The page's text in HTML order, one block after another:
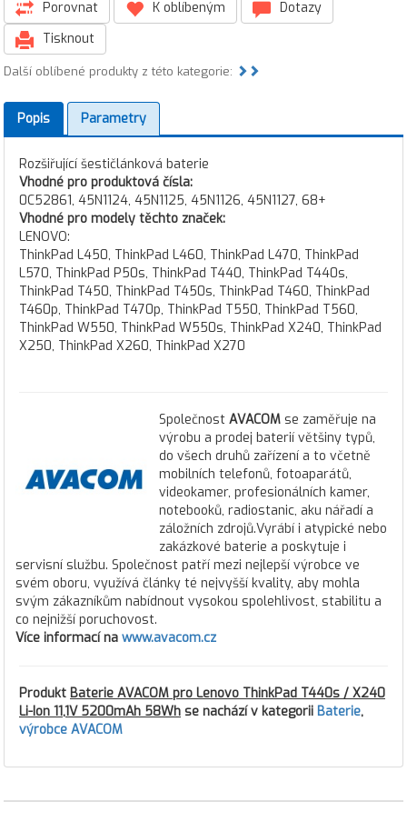
Porovnat K oblíbeným
Dotazy
Tisknout
Další oblíbené produkty z této kategorie:
Popis Parametry
Rozšiřující šestičlánková baterie
Vhodné pro produktová čísla:
0C52861, 45N1124, 45N1125, 45N1126, 45N1127, 68+
Vhodné pro modely těchto značek:
LENOVO:
ThinkPad L450, ThinkPad L460, ThinkPad L470, ThinkPad
L570, ThinkPad P50s, ThinkPad T440, ThinkPad T440s,
ThinkPad T450, ThinkPad T450s, ThinkPad T460, ThinkPad
T460p, ThinkPad T470p, ThinkPad T550, ThinkPad T560,
ThinkPad W550, ThinkPad W550s, ThinkPad X240, ThinkPad
X250, ThinkPad X260, ThinkPad X270
Společnost AVACOM se zaměřuje na
výrobu a prodej baterií většiny typů,
do všech druhů zařízení a to včetně
mobilních telefonů, fotoaparátů,
videokamer, profesionálních kamer,
notebooků, radiostanic, aku nářadí a
záložních zdrojů.Vyrábí i atypické nebo
zakázkové baterie a poskytuje i
servisní službu. Společnost patří mezi nejlepší výrobce ve
svém oboru, využívá články té nejvyšší kvality, aby mohla
svým zákazníkům nabídnout vysokou spolehlivost, stabilitu a
co nejnižší poruchovost.
Více informací na www.avacom.cz
Produkt Baterie AVACOM pro Lenovo ThinkPad T440s / X240
Li-Ion 11,1V 5200mAh 58Wh se nachází v kategorii Baterie,
výrobce AVACOM